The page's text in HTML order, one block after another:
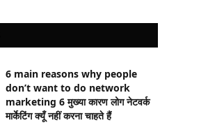
6 main reasons why people
don’t want to do network
marketing 6 मुख्या कारण लोग नेटवर्क
मार्केटिंग क्यूँ नहीं करना चाहते हैं